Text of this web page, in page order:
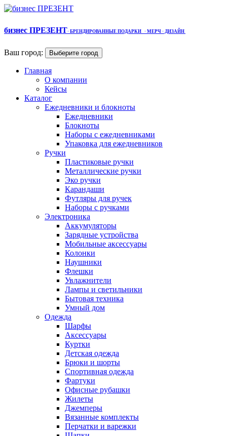
бизнес ПРЕЗЕНТ· БРЕНДИРОВАННЫЕ ПОДАРКИ · МЕРЧ · ДИЗАЙН
Ваш город: Выберите город
Главная
О компании
Кейсы
Каталог
Ежедневники и блокноты
Ежедневники
Блокноты
Наборы с ежедневниками
Упаковка для ежедневников
Ручки
Пластиковые ручки
Металлические ручки
Эко ручки
Карандаши
Футляры для ручек
Наборы с ручками
Электроника
Аккумуляторы
Зарядные устройства
Мобильные аксессуары
Колонки
Наушники
Флешки
Увлажнители
Лампы и светильники
Бытовая техника
Умный дом
Одежда
Шарфы
Аксессуары
Куртки
Детская одежда
Брюки и шорты
Спортивная одежда
Фартуки
Офисные рубашки
Жилеты
Джемперы
Вязанные комплекты
Перчатки и варежки